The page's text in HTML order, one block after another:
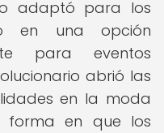
adaptó para los
en una opción
para eventos
abrió las
en la moda
forma en que los